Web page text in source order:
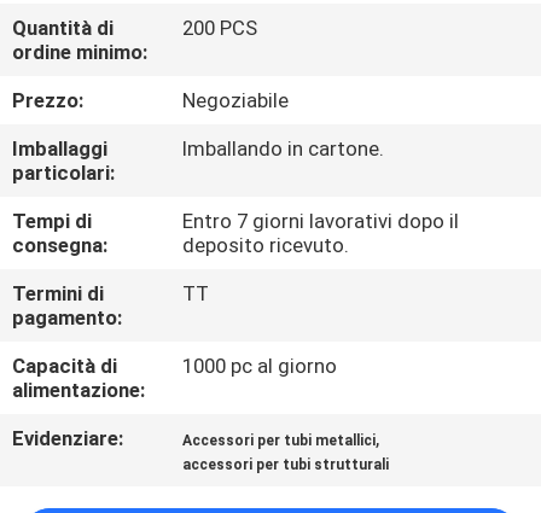
CONTROLLO
DELLA
QUALITÀ
CONTATTACI
CHIEDI UN
PREVENTIVO
MAPPA
SITO
Quantità di
ordine minimo:
200 PCS
Prezzo:
Negoziabile
Imballaggi
particolari:
Imballando in cartone.
Tempi di
consegna:
Entro 7 giorni lavorativi dopo il
deposito ricevuto.
Termini di
pagamento:
TT
Capacità di
alimentazione:
1000 pc al giorno
Evidenziare: Accessori per tubi metallici,
accessori per tubi strutturali